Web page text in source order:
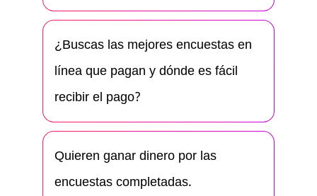
¿Buscas las mejores encuestas en
línea que pagan y dónde es fácil
recibir el pago?
Quieren ganar dinero por las
encuestas completadas.